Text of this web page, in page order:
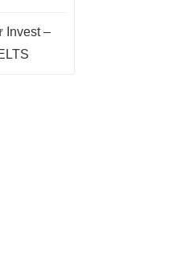
Invest –